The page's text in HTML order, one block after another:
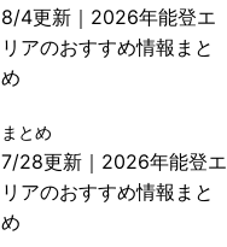
8/4更新｜2026年能登エ
リアのおすすめ情報まと
め
まとめ
7/28更新｜2026年能登エ
リアのおすすめ情報まと
め